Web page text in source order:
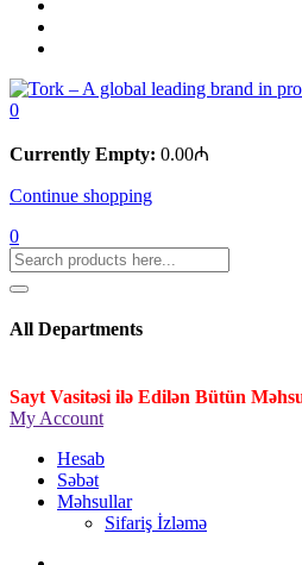
0
Currently Empty: 0.00₼
Continue shopping
0
All Departments
Sayt Vasitəsi ilə Edilən Bütün
My Account
Hesab
Səbət
Məhsullar
Sifariş İzləmə